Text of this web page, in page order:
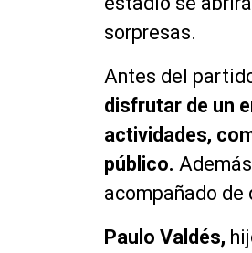
sorpresas.
Antes del
disfrutar de un
actividades,
público.
acompañado de
Paulo Valdés,